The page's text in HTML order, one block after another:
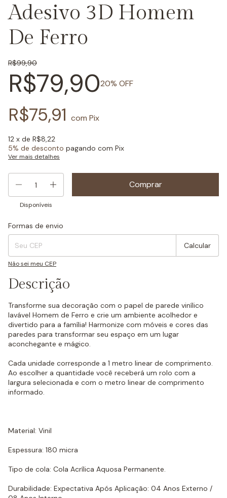
Adesivo 3D Homem
De Ferro
R$99,90
R$79,9020% OFF
R$75,91 com Pix
12 x de R$8,22
5% de desconto pagando com Pix
Ver mais detalhes
Disponíveis
Entregas para o CEP:
Formas de envio
Calcular
Não sei meu CEP
Descrição
Transforme sua decoração com o papel de parede vinílico
lavável Homem de Ferro e crie um ambiente acolhedor e
divertido para a família! Harmonize com móveis e cores das
paredes para transformar seu espaço em um lugar
aconchegante e mágico.
Cada unidade corresponde a 1 metro linear de comprimento.
Ao escolher a quantidade você receberá um rolo com a
largura selecionada e com o metro linear de comprimento
informado.
Material: Vinil
Espessura: 180 micra
Tipo de cola: Cola Acrílica Aquosa Permanente.
Durabilidade: Expectativa Após Aplicação: 04 Anos Externo /